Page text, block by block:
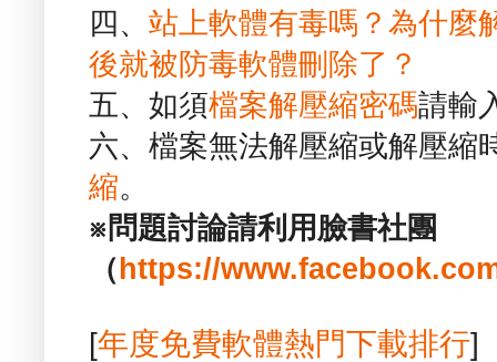
四、 站上軟體有毒嗎？為什麼
後就被防毒軟體刪除了？
五、如須檔案解壓縮密碼請輸
六、檔案無法解壓縮或解壓縮
縮。
※問題討論請利用臉書社團
（ https://
[年度免費軟體熱門下載排行]